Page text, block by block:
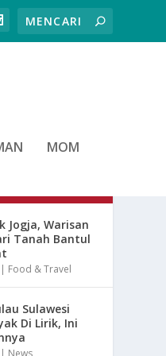
MOM
Jogja, Warisan
Tanah Bantul
| Food & Travel
Sulawesi
Di Lirik, Ini